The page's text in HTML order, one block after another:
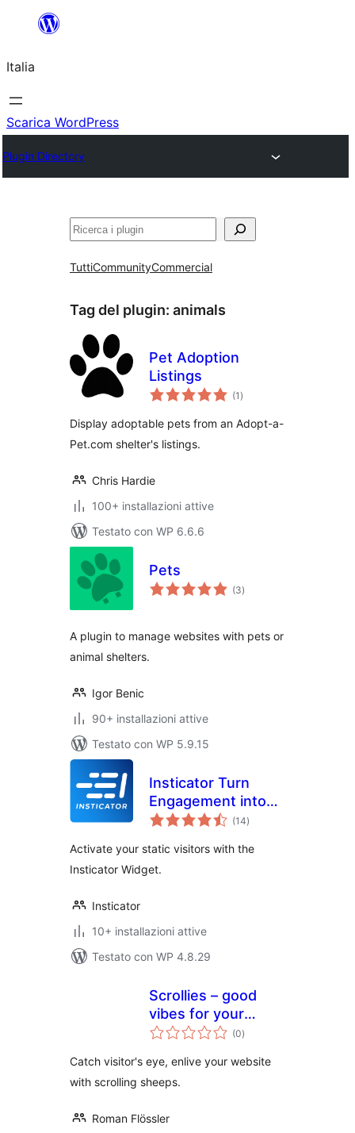
contenuto
Italia
Scarica WordPress
Plugin Directory
Cerca
TuttiCommunityCommercial
Tag del plugin: animals
Pet Adoption
Listings
(1 valutazioni
totali
)
Display adoptable pets from an Adopt-a-
Pet.com shelter's listings.
Chris Hardie
100+ installazioni attive
Testato con WP 6.6.6
Pets
(3valutazioni
totali
)
A plugin to manage websites with pets or
animal shelters.
Igor Benic
90+ installazioni attive
Testato con WP 5.9.15
Insticator Turn
Engagement into
Revenue
(14valutazioni
totali
)
Activate your static visitors with the
Insticator Widget.
Insticator
10+ installazioni attive
Testato con WP 4.8.29
Scrollies – good
vibes for your
website
(0valutazioni
totali
)
Catch visitor's eye, enlive your website
with scrolling sheeps.
Roman Flössler